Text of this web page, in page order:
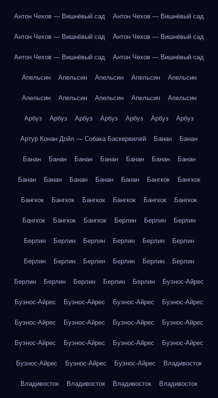
Антон Чехов — Вишнёвый сад Антон Чехов — Вишнёвый сад
Антон Чехов — Вишнёвый сад Антон Чехов — Вишнёвый сад
Антон Чехов — Вишнёвый сад Антон Чехов — Вишнёвый сад
Апельсин Апельсин Апельсин Апельсин Апельсин
Апельсин Апельсин Апельсин Апельсин Апельсин
Арбуз Арбуз Арбуз Арбуз Арбуз Арбуз Арбуз
Артур Конан Дойл — Собака Баскервилей Банан Банан
Банан Банан Банан Банан Банан Банан Банан
Банан Банан Банан Банан Банан Бангкок Бангкок
Бангкок Бангкок Бангкок Бангкок Бангкок Бангкок
Бангкок Бангкок Бангкок Берлин Берлин Берлин
Берлин Берлин Берлин Берлин Берлин Берлин
Берлин Берлин Берлин Берлин Берлин Берлин
Берлин Берлин Берлин Берлин Берлин Буэнос-Айрес
Буэнос-Айрес Буэнос-Айрес Буэнос-Айрес Буэнос-Айрес
Буэнос-Айрес Буэнос-Айрес Буэнос-Айрес Буэнос-Айрес
Буэнос-Айрес Буэнос-Айрес Буэнос-Айрес Буэнос-Айрес
Буэнос-Айрес Буэнос-Айрес Буэнос-Айрес Владивосток
Владивосток Владивосток Владивосток Владивосток